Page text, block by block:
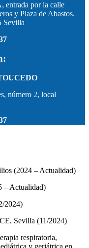
entrada por la calle
y Plaza de Abastos.
Sevilla
número 2, local
(2024 – Actualidad)
– Actualidad)
2024)
Sevilla (11/2024)
respiratoria,
y geriátrica en